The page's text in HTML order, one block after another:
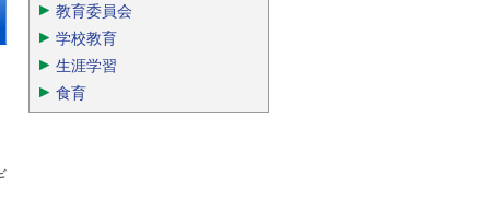
教育委員会
学校教育
生涯学習
食育